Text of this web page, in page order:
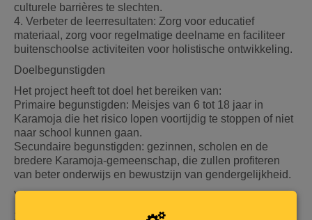
culturele barrières te slechten.
4. Verbeter de leerresultaten: Zorg voor educatief
materiaal, zorg voor regelmatige deelname en faciliteer
buitenschoolse activiteiten voor holistische ontwikkeling.
Doelbegunstigden
Het project heeft tot doel het bereiken van:
Primaire begunstigden: Meisjes van 6 tot 18 jaar in
Karamoja die het risico lopen voortijdig te stoppen of niet
naar school kunnen gaan.
Secundaire begunstigden: gezinnen, scholen en de
bredere Karamoja-gemeenschap, die zullen profiteren
van beter onderwijs en bewustzijn van gendergelijkheid.
Voorgestelde activiteiten
1. Beurzen en financiële steun: Bied beurzen aan voor